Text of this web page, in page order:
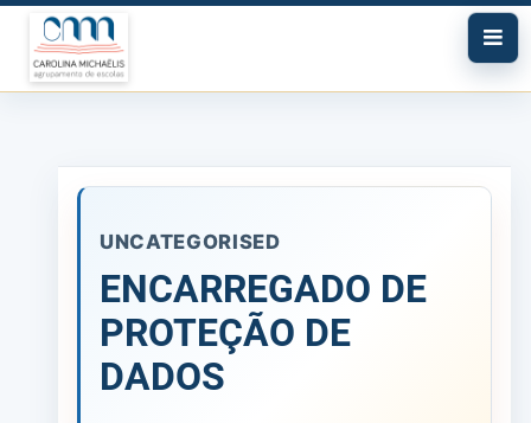
UNCATEGORISED
ENCARREGADO DE
PROTEÇÃO DE
DADOS